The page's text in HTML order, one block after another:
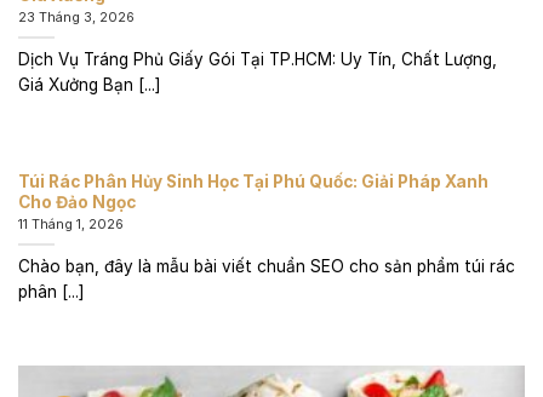
23 Tháng 3, 2026
Dịch Vụ Tráng Phủ Giấy Gói Tại TP.HCM: Uy Tín, Chất Lượng,
Giá Xưởng Bạn [...]
Túi Rác Phân Hủy Sinh Học Tại Phú Quốc: Giải Pháp Xanh
Cho Đảo Ngọc
11 Tháng 1, 2026
Chào bạn, đây là mẫu bài viết chuẩn SEO cho sản phẩm túi rác
phân [...]